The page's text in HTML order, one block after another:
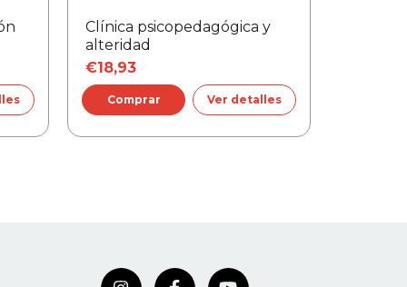
Clínica psicopedagógica y
alteridad
€18,93
Ver detalles